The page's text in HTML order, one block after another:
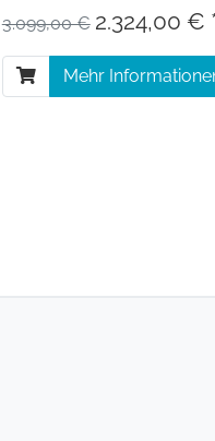
3.099,00 € 2.324,00 €
Mehr